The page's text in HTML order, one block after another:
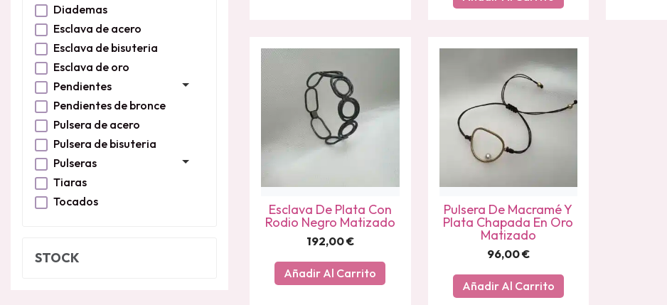
Diademas
Esclava de acero
Esclava de bisuteria
Esclava de oro
Pendientes
Pendientes de bronce
Pulsera de acero
Pulsera de bisuteria
Pulseras
Tiaras
Tocados
STOCK
Esclava De Plata Con
Rodio Negro Matizado
192,00€
Añadir Al Carrito
Pulsera De Macramé Y
Plata Chapada En Oro
Matizado
96,00€
Añadir Al Carrito